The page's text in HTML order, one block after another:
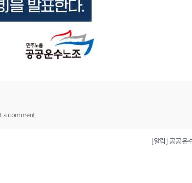
a comment.
[알림] 공공운